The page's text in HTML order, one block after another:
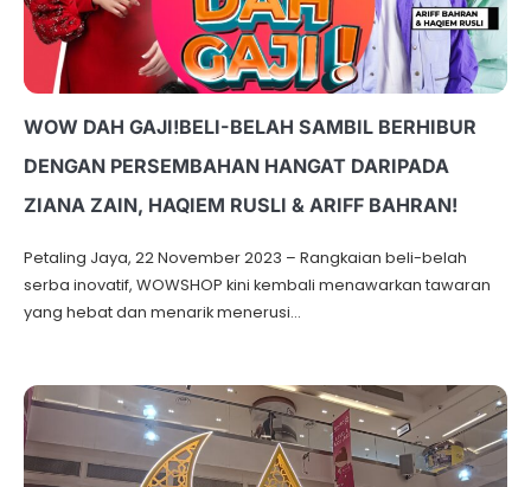
WOW DAH GAJI!BELI-BELAH SAMBIL BERHIBUR
DENGAN PERSEMBAHAN HANGAT DARIPADA
ZIANA ZAIN, HAQIEM RUSLI & ARIFF BAHRAN!
Petaling Jaya, 22 November 2023 – Rangkaian beli-belah
serba inovatif, WOWSHOP kini kembali menawarkan tawaran
yang hebat dan menarik menerusi…